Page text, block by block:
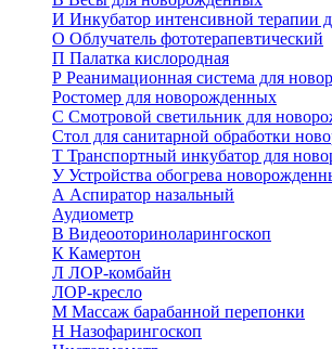
И Инкубатор интенсивной терапии
О Облучатель фототерапевтический
П Палатка кислородная
Р Реанимационная система для
Ростомер для новорожденных
С Смотровой светильник для
Стол для санитарной обработки
Т Транспортный инкубатор для
УУстройства обогрева
А Аспиратор назальный
Аудиометр
В Видеооториноларингоскоп
К Камертон
Л ЛОР-комбайн
ЛОР-кресло
М Массаж барабанной перепонки
Н Назофарингоскоп